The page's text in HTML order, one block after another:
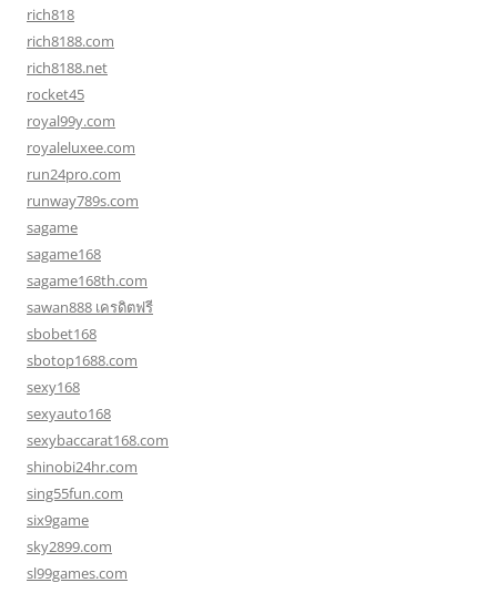
rich818
rich8188.com
rich8188.net
rocket45
royal99y.com
royaleluxee.com
run24pro.com
runway789s.com
sagame
sagame168
sagame168th.com
sawan888 เครดิตฟรี
sbobet168
sbotop1688.com
sexy168
sexyauto168
sexybaccarat168.com
shinobi24hr.com
sing55fun.com
six9game
sky2899.com
sl99games.com